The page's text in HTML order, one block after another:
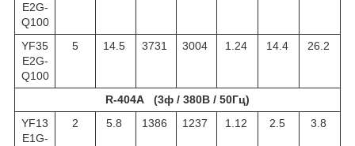
E2G-
Q100
YF35
E2G-
Q100
5 14.5 3731 3004 1.24 14.4 26.2
R-404A (3ф / 380В / 50Гц)
YF13
E1G-
2 5.8 1386 1237 1.12 2.5 3.8